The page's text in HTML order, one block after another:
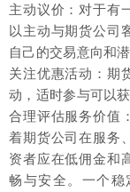
主动议价：对于有
以主动与期货公司
自己的交易意向和
关注优惠活动：期
动，适时参与可以
合理评估服务价值
着期货公司在服务
资者应在低佣金和
畅与安全。一个